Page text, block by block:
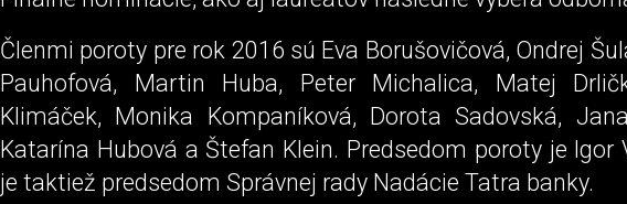
Členmi poroty pre rok 2016 sú Eva Borušovičová, Ondrej
Pauhofová, Martin Huba, Peter Michalica, Matej
Klimáček, Monika Kompaníková, Dorota Sadovská,
Katarína Hubová a Štefan Klein. Predsedom poroty je Igor
je taktiež predsedom Správnej rady Nadácie Tatra banky.